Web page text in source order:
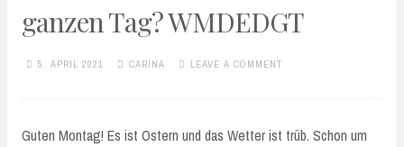
ganzen Tag? WMDEDGT
5. APRIL 2021 CARINA LEAVE A COMMENT
Guten Montag! Es ist Ostern und das Wetter ist trüb. Schon um